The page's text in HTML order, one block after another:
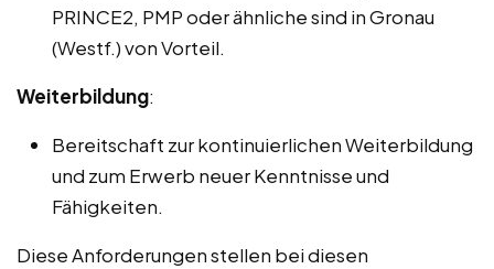
PRINCE2, PMP oder ähnliche sind in Gronau
(Westf.) von Vorteil.
Weiterbildung:
Bereitschaft zur kontinuierlichen Weiterbildung
und zum Erwerb neuer Kenntnisse und
Fähigkeiten.
Diese Anforderungen stellen bei diesen